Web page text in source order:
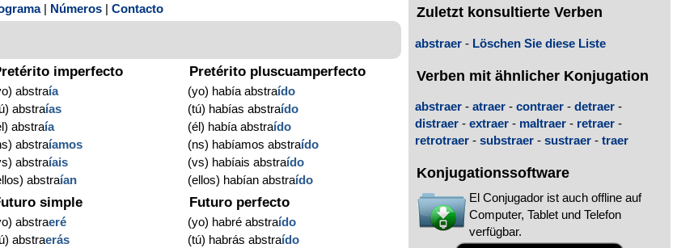
| Números Contacto
imperfecto
abstraía
abstraías
abstraía
abstraíamos
abstraíais
abstraían
Pretérito pluscuamperfecto
(yo) había abstraído
(tú) habías abstraído
(él) había abstraído
(ns) habíamos abstraído
(vs) habíais abstraído
(ellos) habían abstraído
simple
abstraeré
abstraerás
Futuro perfecto
(yo) habré abstraído
(tú) habrás abstraído
Zuletzt konsultierte Verben
abstraer - Löschen Sie diese Liste
Verben mit ähnlicher Konjugation
abstraer - atraer - contraer - detraer -
distraer - extraer - maltraer - retraer -
retrotraer - substraer - sustraer - traer
Konjugationssoftware
El Conjugador ist auch offline auf
Computer, Tablet und Telefon
verfügbar.